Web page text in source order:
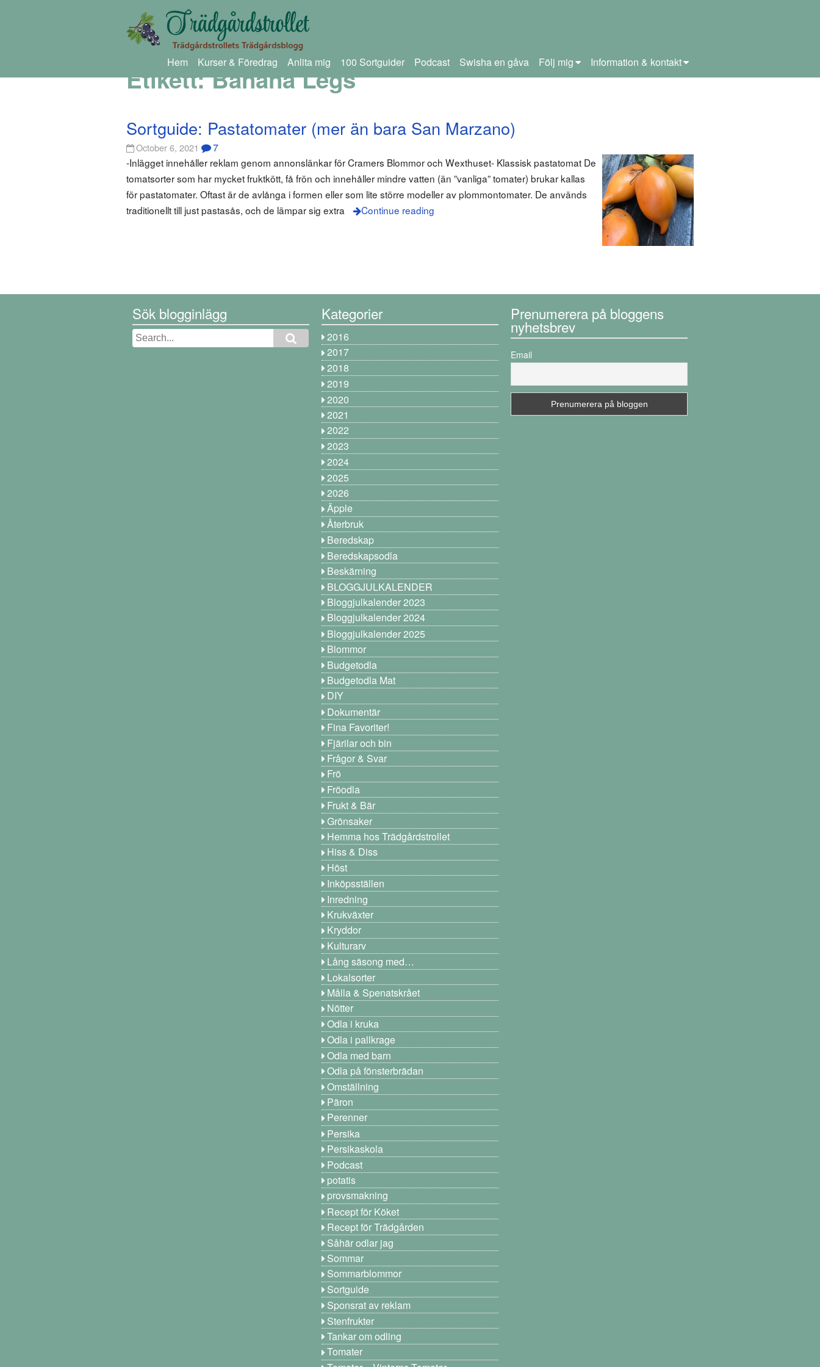
Hem Kurser & Föredrag Anlita mig 100 Sortguider Podcast Swisha en gåva Följ mig Information & kontakt
Etikett:Banana Legs
Sortguide: Pastatomater (mer än bara San Marzano)
October 6, 2021 7
-Inlägget innehåller reklam genom annonslänkar för Cramers Blommor och Wexthuset- Klassisk pastatomat De
tomatsorter som har mycket fruktkött, få frön och innehåller mindre vatten (än ”vanliga” tomater) brukar kallas
för pastatomater. Oftast är de avlånga i formen eller som lite större modeller av plommontomater. De används
traditionellt till just pastasås, och de lämpar sig extra
Continue reading
Sök blogginlägg Kategorier
2016
2017
2018
2019
2020
2021
2022
2023
2024
2025
2026
Äpple
Återbruk
Beredskap
Beredskapsodla
Beskärning
BLOGGJULKALENDER
Bloggjulkalender 2023
Bloggjulkalender 2024
Bloggjulkalender 2025
Blommor
Budgetodla
Budgetodla Mat
DIY
Dokumentär
Fina Favoriter!
Fjärilar och bin
Frågor & Svar
Frö
Fröodla
Frukt & Bär
Grönsaker
Hemma hos Trädgårdstrollet
Hiss & Diss
Höst
Inköpsställen
Inredning
Krukväxter
Kryddor
Kulturarv
Lång säsong med…
Lokalsorter
Målla & Spenatskrået
Nötter
Odla i kruka
Odla i pallkrage
Odla med barn
Odla på fönsterbrädan
Omställning
Päron
Perenner
Persika
Persikaskola
Podcast
potatis
provsmakning
Recept för Köket
Recept för Trädgården
Såhär odlar jag
Sommar
Sommarblommor
Sortguide
Sponsrat av reklam
Stenfrukter
Tankar om odling
Tomater
Prenumerera på bloggens
nyhetsbrev
Email